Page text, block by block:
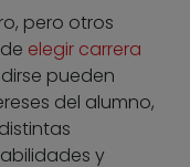
pero otros
elegir carrera
pueden
del alumno,
y